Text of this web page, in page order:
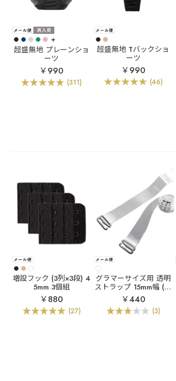
+
超盛無地 プレーンショ
ーツ
￥990
(311)
超盛無地 Tバックショ
ーツ
￥990
(46)
増設フック (3列×3段) 4
5mm 3個組
￥880
(27)
グラマーサイズ用 透明
ストラップ 15mm幅 (ク
リアタイプ)
￥440
(3)